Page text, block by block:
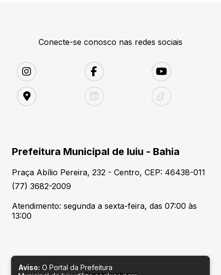
Conecte-se conosco nas redes sociais
Prefeitura Municipal de Iuiu - Bahia
Praça Abílio Pereira, 232 - Centro, CEP: 46438-011
(77) 3682-2009
Atendimento: segunda a sexta-feira, das 07:00 às
13:00
Aviso: O Portal da Prefeitura